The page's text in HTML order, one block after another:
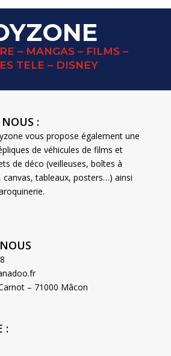
– MANGAS – FILMS –
TELE – DISNEY
:
vous propose également une
de véhicules de films et
de déco (veilleuses, boîtes à
tableaux, posters…) ainsi
– 71000 Mâcon
: